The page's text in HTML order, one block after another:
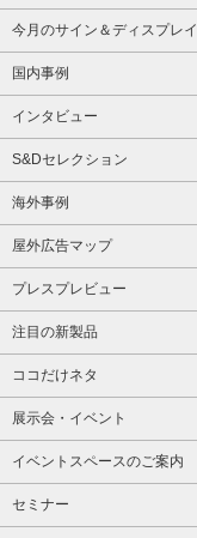
今月のサイン＆ディスプレイ
国内事例
インタビュー
S&Dセレクション
海外事例
屋外広告マップ
プレスプレビュー
注目の新製品
ココだけネタ
展示会・イベント
イベントスペースのご案内
セミナー